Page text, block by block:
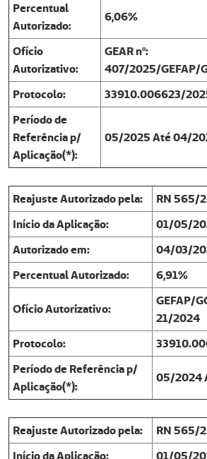
Percentual
Autorizado:
6,06%
Ofício
Autorizativo:
GEAR nº:
407/2025/GEFAP/
Protocolo:
33910.006623/
Período de
Referência p/
Aplicação(*):
05/2025 Até 04/
Reajuste Autorizado pela:
RN 565/
Início da Aplicação:
01/05/
Autorizado em:
04/03/
Percentual Autorizado:
6,91%
Ofício Autorizativo:
GEFAP/
21/2024
Protocolo:
Período de Referência p/
Aplicação(*):
05/2024
Reajuste Autorizado pela:
RN 565/
Início da Aplicação:
01/05/